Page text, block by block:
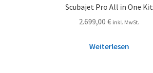
Scubajet Pro All in One Kit
2.699,00 € inkl. MwSt.
Weiterlesen